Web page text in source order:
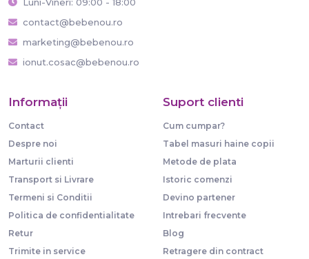
contact@bebenou.ro
marketing@bebenou.ro
ionut.cosac@bebenou.ro
Informaţii
Contact
Despre noi
Marturii clienti
Transport si Livrare
Termeni si Conditii
Politica de confidentialitate
Retur
Trimite in service
Suport clienti
Cum cumpar?
Tabel masuri haine copii
Metode de plata
Istoric comenzi
Devino partener
Intrebari frecvente
Blog
Retragere din contract